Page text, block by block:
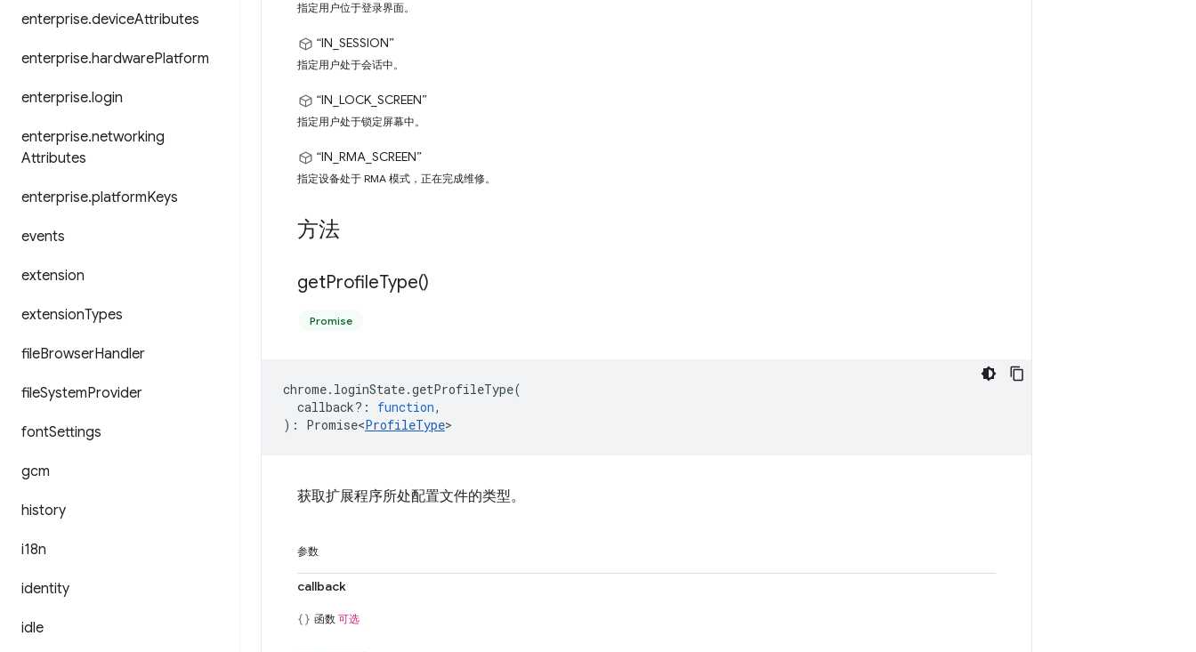
enterprise.deviceAttributes
enterprise.hardwarePlatform
enterprise.login
enterprise.networking
Attributes
enterprise.platformKeys
events
extension
extensionTypes
fileBrowserHandler
fileSystemProvider
fontSettings
gcm
history
i18n
identity
idle
指定用户位于登录界面。
“IN_SESSION”
指定用户处于会话中。
“IN_LOCK_SCREEN”
指定用户处于锁定屏幕中。
“IN_RMA_SCREEN”
指定设备处于 RMA 模式，正在完成维修。
方法
getProfileType()
Promise
chrome. loginState.getProfileType(
callback? : function,
) : Promise<ProfileType>
获取扩展程序所处配置文件的类型。
参数
callback
函数 可选